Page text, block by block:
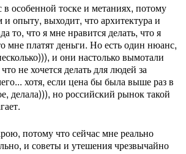
в особенной тоске и метаниях, потому
и опыту, выходит, что архитектура и
то, что я мне нравится делать, что я
мне платят деньги. Но есть один нюанс,
и они настолько вымотали
не хочется делать для людей за
хотя, если цена бы была выше раз в
делала))), но российский рынок такой
потому что сейчас мне реально
и советы и утешения чрезвычайно